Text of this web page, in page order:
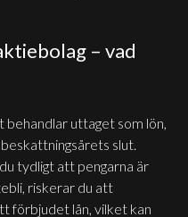
– vad
uttaget som lön,
slut.
tydligt att pengarna är
riskerar du att
förbjudet lån, vilket kan